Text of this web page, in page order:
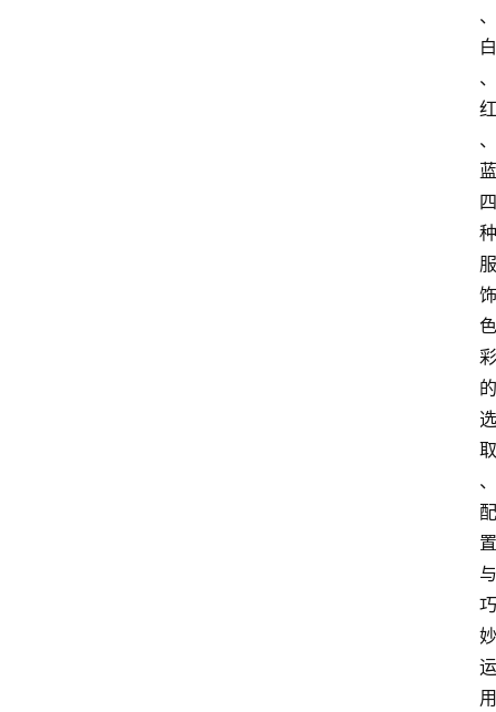
、
白
、
红
、
蓝
四
种
服
饰
色
彩
的
选
取
、
配
置
与
巧
妙
运
用